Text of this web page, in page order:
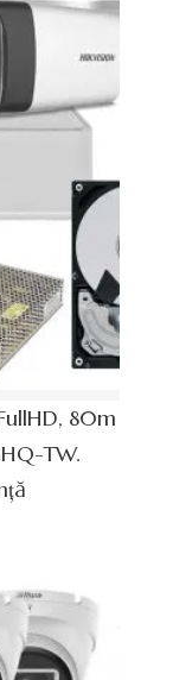
80m
TW.